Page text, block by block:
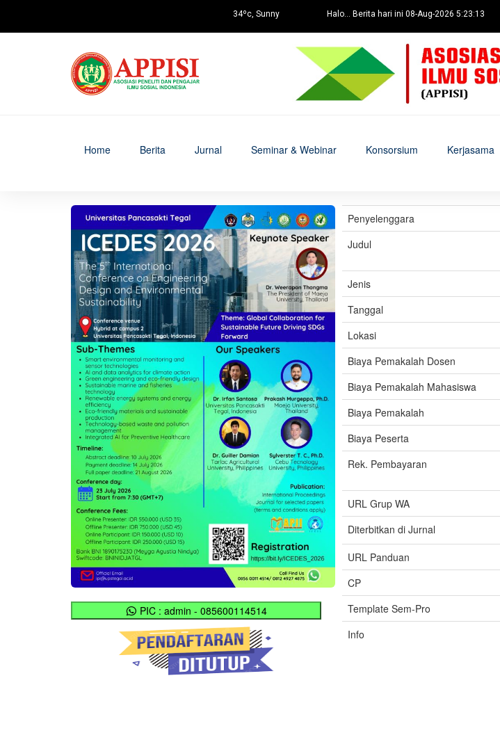
34ºc, Sunny Halo... Berita hari ini 08-Aug-2026 5:23:13
Home Berita Jurnal Seminar & Webinar Konsorsium Kerjasama
PIC : admin - 085600114514
Penyelenggara
Judul
Jenis
Tanggal
Lokasi
Biaya Pemakalah Dosen
Biaya Pemakalah Mahasiswa
Biaya Pemakalah
Biaya Peserta
Rek. Pembayaran
URL Grup WA
Diterbitkan di Jurnal
URL Panduan
CP
Template Sem-Pro
Info